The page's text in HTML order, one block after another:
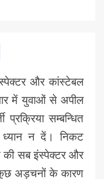
और कांस्टेबल
में युवाओं से अपील
सम्बन्धित
ध्यान न दें। निकट
की सब इंस्पेक्टर और
कुछ अड़चनों के कारण